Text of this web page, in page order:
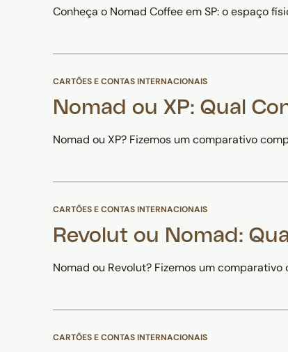
Conheça o Nomad Coffee em SP: o espaço
CARTÕES E CONTAS INTERNACIONAIS
Nomad ou XP: Qual
Nomad ou XP? Fizemos um comparativo
CARTÕES E CONTAS INTERNACIONAIS
Revolut ou Nomad:
Nomad ou Revolut? Fizemos um
CARTÕES E CONTAS INTERNACIONAIS